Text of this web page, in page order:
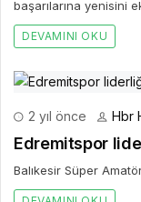
başarılarına yenisini
DEVAMINI OKU
2 yıl önce Hbr
Edremitspor
Balıkesir Süper